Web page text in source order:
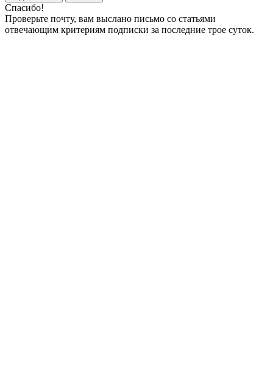
Спасибо!
Проверьте почту, вам выслано письмо со статьями
отвечающим критериям подписки за последние трое суток.